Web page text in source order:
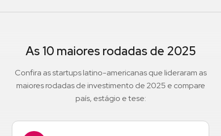
As 10 maiores rodadas de 2025
Confira as startups latino-americanas que lideraram as
maiores rodadas de investimento de 2025 e compare
país, estágio e tese: